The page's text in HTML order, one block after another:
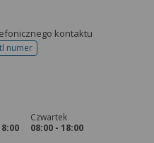
kontaktu
numer
telefonu do rejestracji
Czwartek
08:00 - 18:00